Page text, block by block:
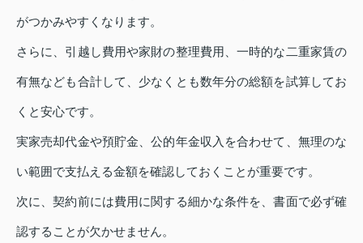
がつかみやすくなります。
さらに、引越し費用や家財の整理費用、一時的な二重家賃の
有無なども合計して、少なくとも数年分の総額を試算してお
くと安心です。
実家売却代金や預貯金、公的年金収入を合わせて、無理のな
い範囲で支払える金額を確認しておくことが重要です。
次に、契約前には費用に関する細かな条件を、書面で必ず確
認することが欠かせません。